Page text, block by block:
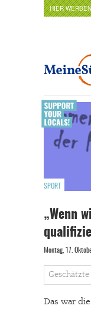
HIER WERBEN
SPORT
„Wenn
Montag, 17.
Das war